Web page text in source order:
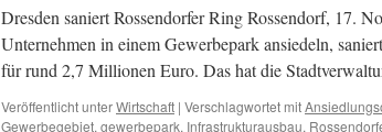
Dresden saniert Rossendorfer Ring Rossendorf, 17.
Unternehmen in einem Gewerbepark ansiedeln,
für rund 2,7 Millionen Euro. Das hat die
Veröffentlicht unterWirtschaft | Verschlagwortet mit
Gewerbegebiet, gewerbepark, Infrastrukturausbau,